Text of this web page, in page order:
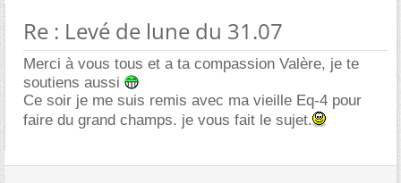
Re : Levé de lune du 31.07
Merci à vous tous et a ta compassion Valère, je te
soutiens aussi
Ce soir je me suis remis avec ma vieille Eq-4 pour
faire du grand champs. je vous fait le sujet.